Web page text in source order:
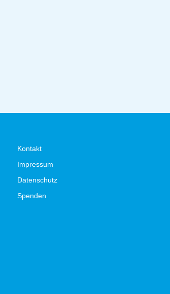
Kontakt
Impressum
Datenschutz
Spenden